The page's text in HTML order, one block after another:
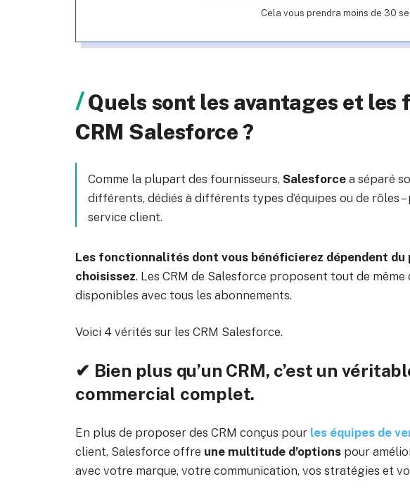
Cela vous prendra moins de 30
Quels sont les avantages et
CRM Salesforce ?
Comme la plupart des fournisseurs, Salesforce a séparé
différents, dédiés à différents types d’équipes ou de rôles
service client.
Les fonctionnalités dont vous bénéficierez dépendent du
choisissez. Les CRM de Salesforce proposent tout de
disponibles avec tous les abonnements.
Voici 4 vérités sur les CRM Salesforce.
✔ Bien plus qu’un CRM, c’est un
commercial complet.
En plus de proposer des CRM conçus pour les équipes de
client, Salesforce offre une multitude d’options pour
avec votre marque, votre communication, vos stratégies et